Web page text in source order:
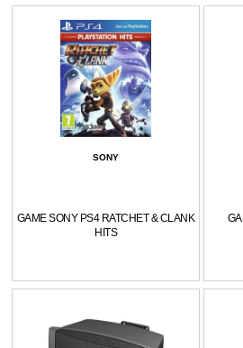
SONY
GAME SONY PS4 RATCHET & CLANK
HITS